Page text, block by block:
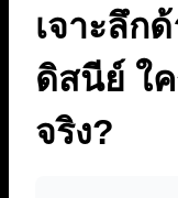
เจาะลึก
ดิสนีย์ ใ
จริง?